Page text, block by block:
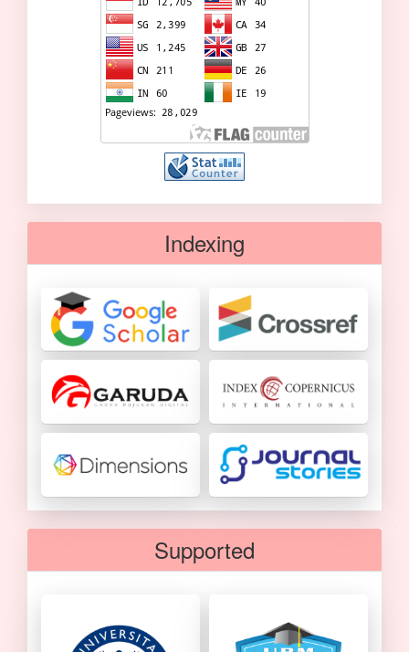
Indexing
Supported